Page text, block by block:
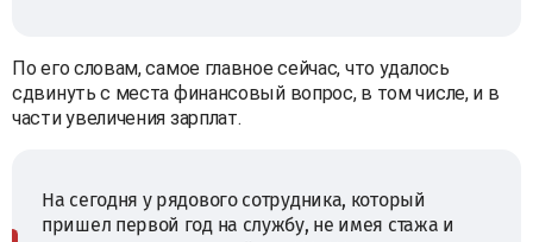
По его словам, самое главное сейчас, что удалось
сдвинуть с места финансовый вопрос, в том числе, и в
части увеличения зарплат.
На сегодня у рядового сотрудника, который
пришел первой год на службу, не имея стажа и